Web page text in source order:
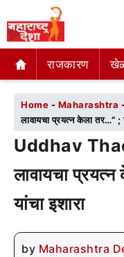
राजकारण
राजकारण
Home - Maharashtra
लावायचा प्रयत्न केला तर…” ;
Uddhav
लावायचा
यांचा इशारा
by Maharashtra